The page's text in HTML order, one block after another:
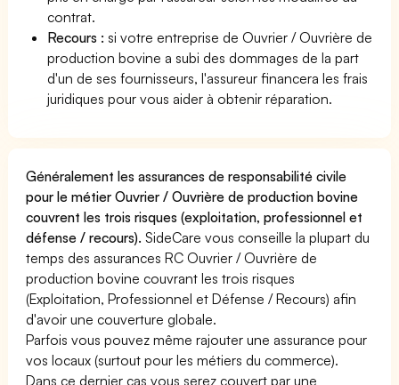
contrat.
Recours : si votre entreprise de Ouvrier / Ouvrière de
production bovine a subi des dommages de la part
d'un de ses fournisseurs, l'assureur financera les frais
juridiques pour vous aider à obtenir réparation.
Généralement les assurances de responsabilité civile
pour le métier Ouvrier / Ouvrière de production bovine
couvrent les trois risques (exploitation, professionnel et
défense / recours). SideCare vous conseille la plupart du
temps des assurances RC Ouvrier / Ouvrière de
production bovine couvrant les trois risques
(Exploitation, Professionnel et Défense / Recours) afin
d'avoir une couverture globale.
Parfois vous pouvez même rajouter une assurance pour
vos locaux (surtout pour les métiers du commerce).
Dans ce dernier cas vous serez couvert par une